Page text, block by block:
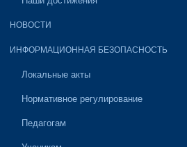
НОВОСТИ
ИНФОРМАЦИОННАЯ БЕЗОПАСНОСТЬ
Локальные акты
Нормативное регулирование
Педагогам